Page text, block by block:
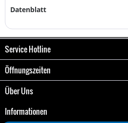
Datenblatt
Service Hotline
Öffnungszeiten
Über Uns
Informationen